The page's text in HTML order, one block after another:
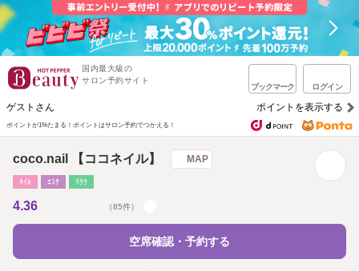
国内最大級の
サロン予約サイト
ブックマーク ログイン
ゲストさん ポイントを表示する
ポイントが1%たまる！ ポイントはサロン予約でつかえる！
coco.nail 【ココネイル】 MAP
ﾈｲﾙ ｴｽﾃ ﾘﾗｸ
4.36 （85件）
空席確認・予約する